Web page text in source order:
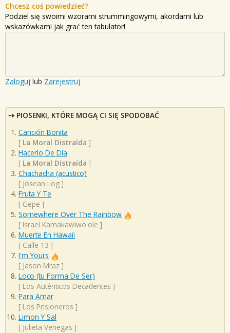
Chcesz coś powiedzieć?
Podziel się swoimi wzorami strummingowymi, akordami lub
wskazówkami jak grać ten tabulator!
Zaloguj lub Zarejestruj
PIOSENKI, KTÓRE MOGĄ CI SIĘ SPODOBAĆ
Canción Bonita
[ La Moral Distraída ]
Hacerlo De Día
[ La Moral Distraída ]
Chachacha (acustico)
[ Jósean Log ]
Fruta Y Te
[ Gepe ]
Somewhere Over The Rainbow
[ Israel Kamakawiwo'ole ]
Muerte En Hawaii
[ Calle 13 ]
I'm Yours
[ Jason Mraz ]
Loco (tu Forma De Ser)
[ Los Auténticos Decadentes ]
Para Amar
[ Los Prisioneros ]
Limon Y Sal
[ Julieta Venegas ]